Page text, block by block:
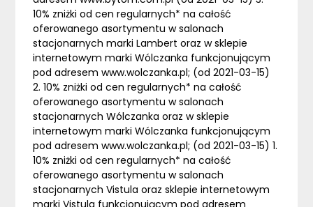
10% zniżki od cen regularnych* na całość
oferowanego asortymentu w salonach
stacjonarnych marki Lambert oraz w sklepie
internetowym marki Wólczanka funkcjonującym
pod adresem www.wolczanka.pl; (od 2021-03-15)
2. 10% zniżki od cen regularnych* na całość
oferowanego asortymentu w salonach
stacjonarnych Wólczanka oraz w sklepie
internetowym marki Wólczanka funkcjonującym
pod adresem www.wolczanka.pl; (od 2021-03-15) 1.
10% zniżki od cen regularnych* na całość
oferowanego asortymentu w salonach
stacjonarnych Vistula oraz sklepie internetowym